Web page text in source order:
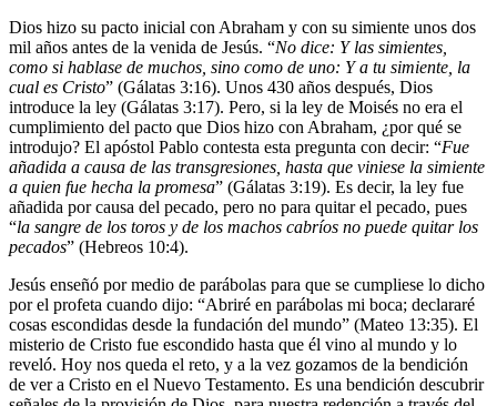
Dios hizo su pacto inicial con Abraham y con su simiente unos dos
mil años antes de la venida de Jesús. “No dice: Y las simientes,
como si hablase de muchos, sino como de uno: Y a tu simiente, la
cual es Cristo” (Gálatas 3:16). Unos 430 años después, Dios
introduce la ley (Gálatas 3:17). Pero, si la ley de Moisés no era el
cumplimiento del pacto que Dios hizo con Abraham, ¿por qué se
introdujo? El apóstol Pablo contesta esta pregunta con decir: “Fue
añadida a causa de las transgresiones, hasta que viniese la simiente
a quien fue hecha la promesa” (Gálatas 3:19). Es decir, la ley fue
añadida por causa del pecado, pero no para quitar el pecado, pues
“la sangre de los toros y de los machos cabríos no puede quitar los
pecados” (Hebreos 10:4).
Jesús enseñó por medio de parábolas para que se cumpliese lo dicho
por el profeta cuando dijo: “Abriré en parábolas mi boca; declararé
cosas escondidas desde la fundación del mundo” (Mateo 13:35). El
misterio de Cristo fue escondido hasta que él vino al mundo y lo
reveló. Hoy nos queda el reto, y a la vez gozamos de la bendición
de ver a Cristo en el Nuevo Testamento. Es una bendición descubrir